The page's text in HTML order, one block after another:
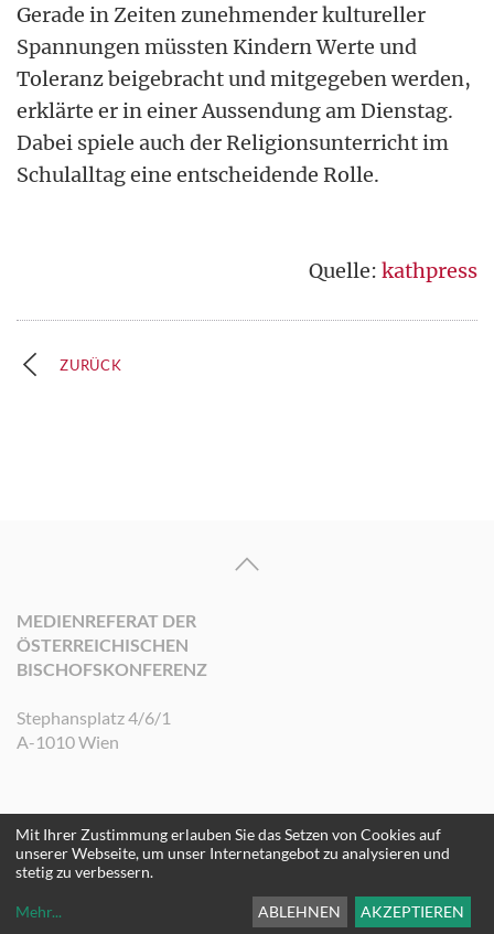
Gerade in Zeiten zunehmender kultureller
Spannungen müssten Kindern Werte und
Toleranz beigebracht und mitgegeben werden,
erklärte er in einer Aussendung am Dienstag.
Dabei spiele auch der Religionsunterricht im
Schulalltag eine entscheidende Rolle.
Quelle: kathpress
ZURÜCK
MEDIENREFERAT DER
ÖSTERREICHISCHEN
BISCHOFSKONFERENZ
Stephansplatz 4/6/1
A-1010 Wien
©2026 Medienreferat der Österreichischen Bischofskonferenz. Alle Rechte
vorbehalten.
Mit Ihrer Zustimmung erlauben Sie das Setzen von Cookies auf
unserer Webseite, um unser Internetangebot zu analysieren und
stetig zu verbessern.
Mehr... ABLEHNEN AKZEPTIEREN